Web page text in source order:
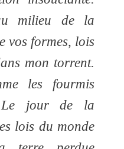
milieu de la
vos formes, lois
mon torrent.
les fourmis
Le jour de la
lois du monde